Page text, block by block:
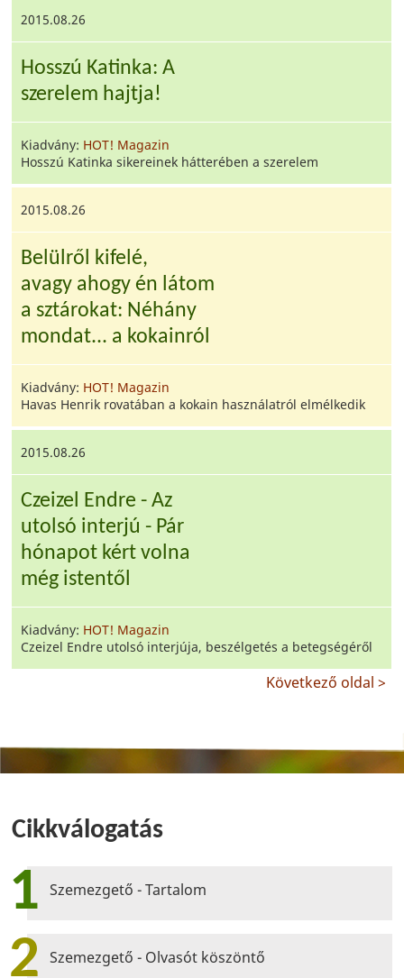
2015.08.26
Hosszú Katinka: A
szerelem hajtja!
Kiadvány: HOT! Magazin
Hosszú Katinka sikereinek hátterében a szerelem
2015.08.26
Belülről kifelé,
avagy ahogy én látom
a sztárokat: Néhány
mondat... a kokainról
Kiadvány: HOT! Magazin
Havas Henrik rovatában a kokain használatról elmélkedik
2015.08.26
Czeizel Endre - Az
utolsó interjú - Pár
hónapot kért volna
még istentől
Kiadvány: HOT! Magazin
Czeizel Endre utolsó interjúja, beszélgetés a betegségéről
Következő oldal >
Cikkválogatás
1 Szemezgető - Tartalom
2 Szemezgető - Olvasót köszöntő